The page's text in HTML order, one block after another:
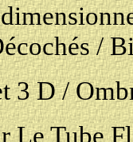
/
3 D /
Le Tube